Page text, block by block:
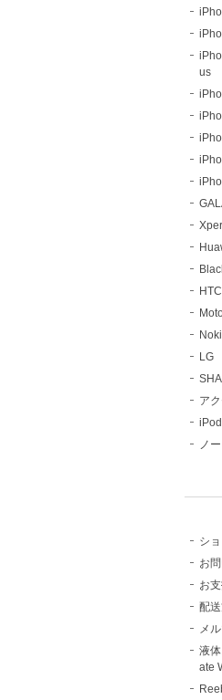
us
HTC
LG
ア
iPod
ノ
シ
お
お
配
メ
液
ate